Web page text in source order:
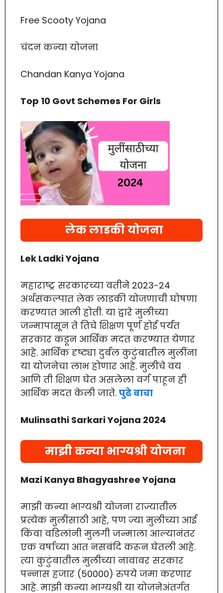
Free Scooty Yojana
चंदन कन्या योजना
Chandan Kanya Yojana
Top 10 Govt Schemes For Girls
लेक लाडकी योजना
Lek Ladki Yojana
महाराष्ट्र सरकारच्या वतीने 2023-24
अर्थसंकल्पात लेक लाडकी योजणाची घोषणा
करण्यात आली होती. या द्वारे मुलीच्या
जन्मापासून ते तिचे शिक्षण पूर्ण होई पर्यंत
सरकार कडून आर्थिक मदत करण्यात येणार
आहे. आर्थिक दृष्ट्या दुर्बल कुटुंबातील मुलींना
या योजनेचा लाभ होणार आहे. मुलीचे वय
आणि ती शिक्षण घेत असलेला वर्ग पाहून ही
आर्थिक मदत केली जाते. पुढे वाचा
Mulinsathi Sarkari Yojana 2024
माझी कन्या भाग्यश्री योजना
Mazi Kanya Bhagyashree Yojana
माझी कन्या भाग्यश्री योजना राज्यातील
प्रत्येक मुलीसाठी आहे, पण ज्या मुलीच्या आई
किंवा वडिलांनी मुलगी जन्माला आल्यानंतर
एक वर्षाच्या आत नसबंदि करून घेतली आहे.
त्या कुटुंबातील मुलीच्या नावावर सरकार
पन्नास हजार (50000) रुपये जमा करणार
आहे. माझी कन्या भाग्यश्री या योजनेअंतर्गत